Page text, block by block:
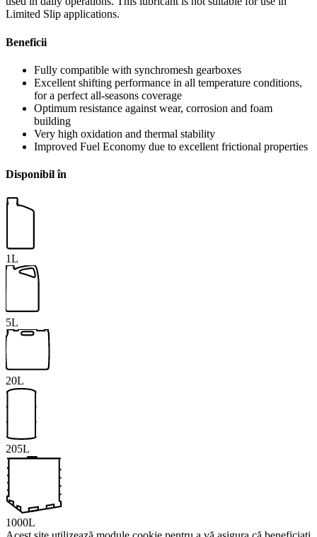
Limited Slip applications.
Beneficii
Fully compatible with synchromesh gearboxes
Excellent shifting performance in all temperature conditions,
for a perfect all-seasons coverage
Optimum resistance against wear, corrosion and foam
building
Very high oxidation and thermal stability
Improved Fuel Economy due to excellent frictional properties
Disponibil în
1L
5L
20L
205L
1000L